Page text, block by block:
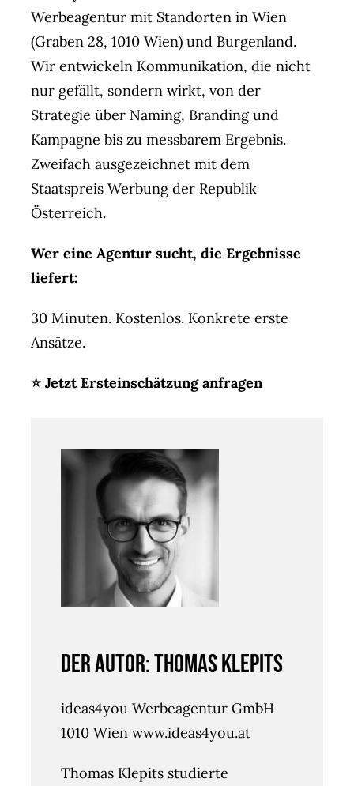
Werbeagentur mit Standorten in Wien
(Graben 28, 1010 Wien) und Burgenland.
Wir entwickeln Kommunikation, die nicht
nur gefällt, sondern wirkt, von der
Strategie über Naming, Branding und
Kampagne bis zu messbarem Ergebnis.
Zweifach ausgezeichnet mit dem
Staatspreis Werbung der Republik
Österreich.
Wer eine Agentur sucht, die Ergebnisse
liefert:
30 Minuten. Kostenlos. Konkrete erste
Ansätze.
⭐ Jetzt Ersteinschätzung anfragen
Der Autor: Thomas Klepits
ideas4you Werbeagentur GmbH
1010 Wien www.ideas4you.at
Thomas Klepits studierte